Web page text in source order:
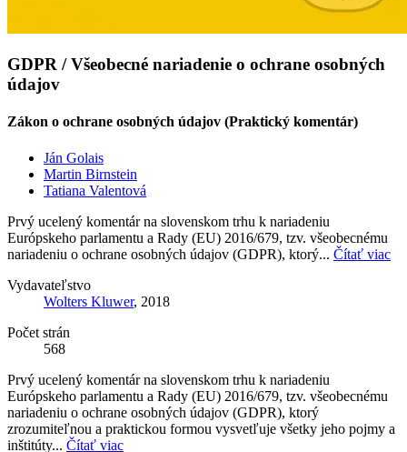
GDPR / Všeobecné nariadenie o ochrane osobných
údajov
Zákon o ochrane osobných údajov (Praktický komentár)
Ján Golais
Martin Birnstein
Tatiana Valentová
Prvý ucelený komentár na slovenskom trhu k nariadeniu
Európskeho parlamentu a Rady (EU) 2016/679, tzv. všeobecnému
nariadeniu o ochrane osobných údajov (GDPR), ktorý... Čítať viac
Vydavateľstvo
Wolters Kluwer, 2018
Počet strán
568
Prvý ucelený komentár na slovenskom trhu k nariadeniu
Európskeho parlamentu a Rady (EU) 2016/679, tzv. všeobecnému
nariadeniu o ochrane osobných údajov (GDPR), ktorý
zrozumiteľnou a praktickou formou vysvetľuje všetky jeho pojmy a
inštitúty... Čítať viac